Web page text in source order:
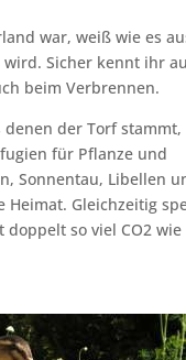
war, weiß wie es
wird. Sicher kennt ihr
beim Verbrennen.
denen der Torf stammt,
für Pflanze und
Sonnentau, Libellen
Heimat. Gleichzeitig
doppelt so viel CO2